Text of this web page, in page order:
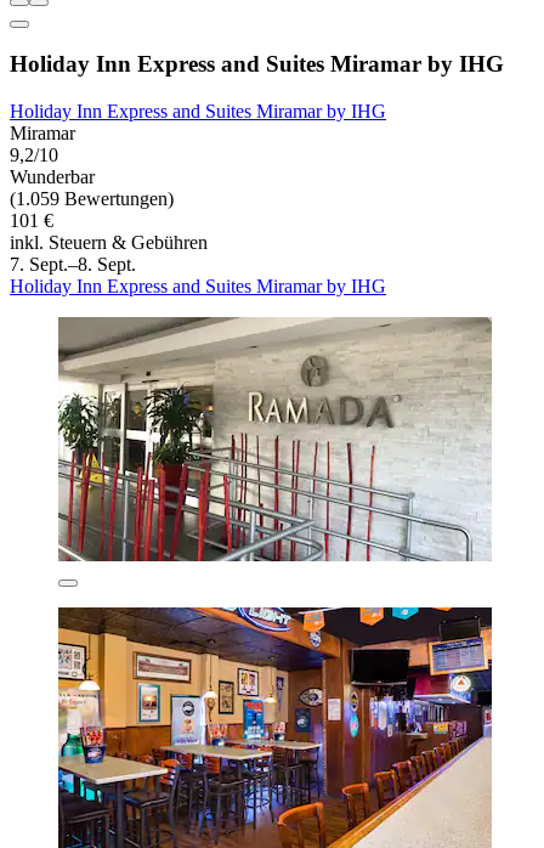
Holiday Inn Express and Suites Miramar by IHG
Holiday Inn Express and Suites Miramar by IHG
Miramar
9,2/10
Wunderbar
(1.059 Bewertungen)
101 €
inkl. Steuern & Gebühren
7. Sept.–8. Sept.
Holiday Inn Express and Suites Miramar by IHG